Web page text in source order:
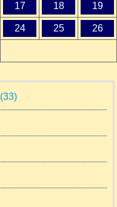
17 18 19
24 25 26
(33)